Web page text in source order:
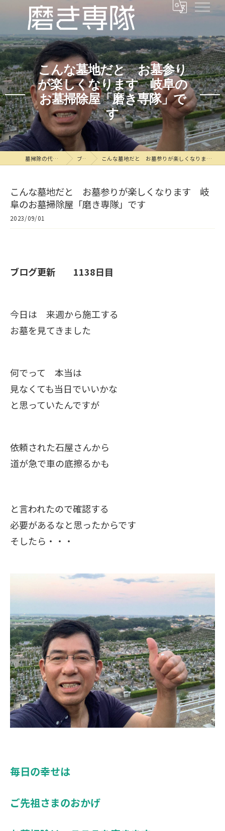
こんな墓地だと お墓参り
が楽しくなります 岐阜の
お墓掃除屋「磨き専隊」で
す
墓掃除の代行なら磨き専隊 ブログ こんな墓地だと お墓参りが楽しくなります 岐阜のお墓掃除屋「磨き専隊」です
こんな墓地だと お墓参りが楽しくなります 岐
阜のお墓掃除屋「磨き専隊」です
2023/09/01
ブログ更新 1138日目
今日は 来週から施工する
お墓を見てきました
何でって 本当は
見なくても当日でいいかな
と思っていたんですが
依頼された石屋さんから
道が急で車の底擦るかも
と言われたので確認する
必要があるなと思ったからです
そしたら・・・
毎日の幸せは
ご先祖さまのおかげ